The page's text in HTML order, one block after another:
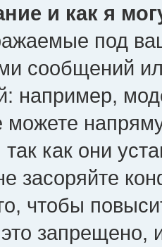
и как я
под
сообщений
например,
как они
засоряйте
чтобы
запрещено,